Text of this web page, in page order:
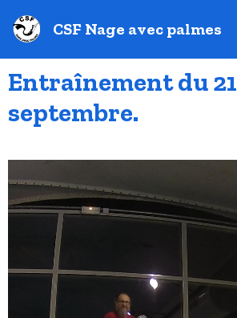
CSF Nage avec palmes
Entraînement du 21
septembre.